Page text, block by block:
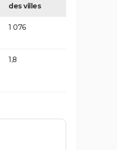
des villes
1 076
1,8